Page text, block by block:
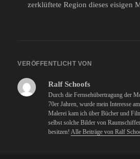
zerklüftete Region dieses eisigen
VERÖFFENTLICHT VON
Ralf Schoofs
Durch die Fernsehübertragung der
70er Jahren, wurde mein Interesse
Malerei kam ich über Bücher und
selbst solche Bilder von
besitzen!Alle Beiträge von Ralf